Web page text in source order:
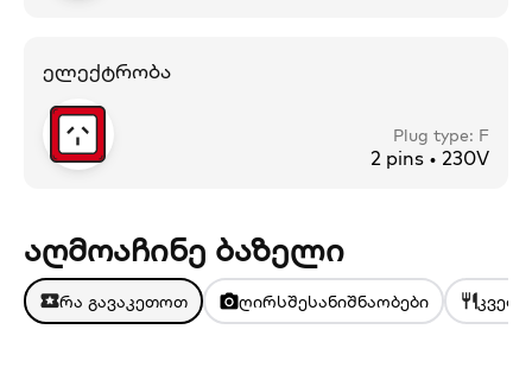
ელექტრობა
Plug type: F
2 pins • 230V
აღმოაჩინე ბაზელი
რა გავაკეთოთ ღირსშესანიშნაობები კვება